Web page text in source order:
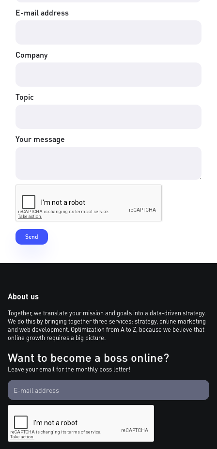
E-mail address
Company
Topic
Your message
About us
Together, we translate your mission and goals into a data-driven strategy.
We do this by bringing together three services: strategy, online marketing
and web development. Optimization from A to Z, because we believe that
online growth requires a big picture.
Want to become a boss online?
Leave your email for the monthly boss letter!